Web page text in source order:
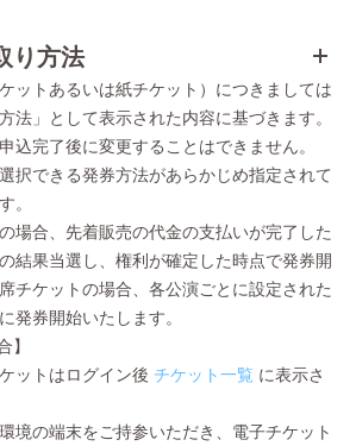
り方法
ットあるいは紙チケット）につきましては
法」として表示された内容に基づきます。
込完了後に変更することはできません。
択できる発券方法があらかじめ指定されて
。
場合、先着販売の代金の支払いが完了した
結果当選し、権利が確定した時点で発券開
チケットの場合、各公演ごとに設定された
発券開始いたします。
】
ットはログイン後 チケット一覧 に表示さ
境の端末をご持参いただき、電子チケット